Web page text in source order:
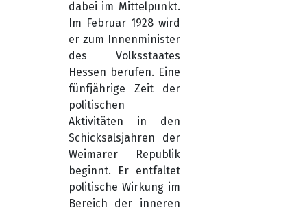
dabei im Mittelpunkt.
Im Februar 1928 wird
er zum Innenminister
des Volksstaates
Hessen berufen. Eine
fünfjährige Zeit der
politischen
Aktivitäten in den
Schicksalsjahren der
Weimarer Republik
beginnt. Er entfaltet
politische Wirkung im
Bereich der inneren